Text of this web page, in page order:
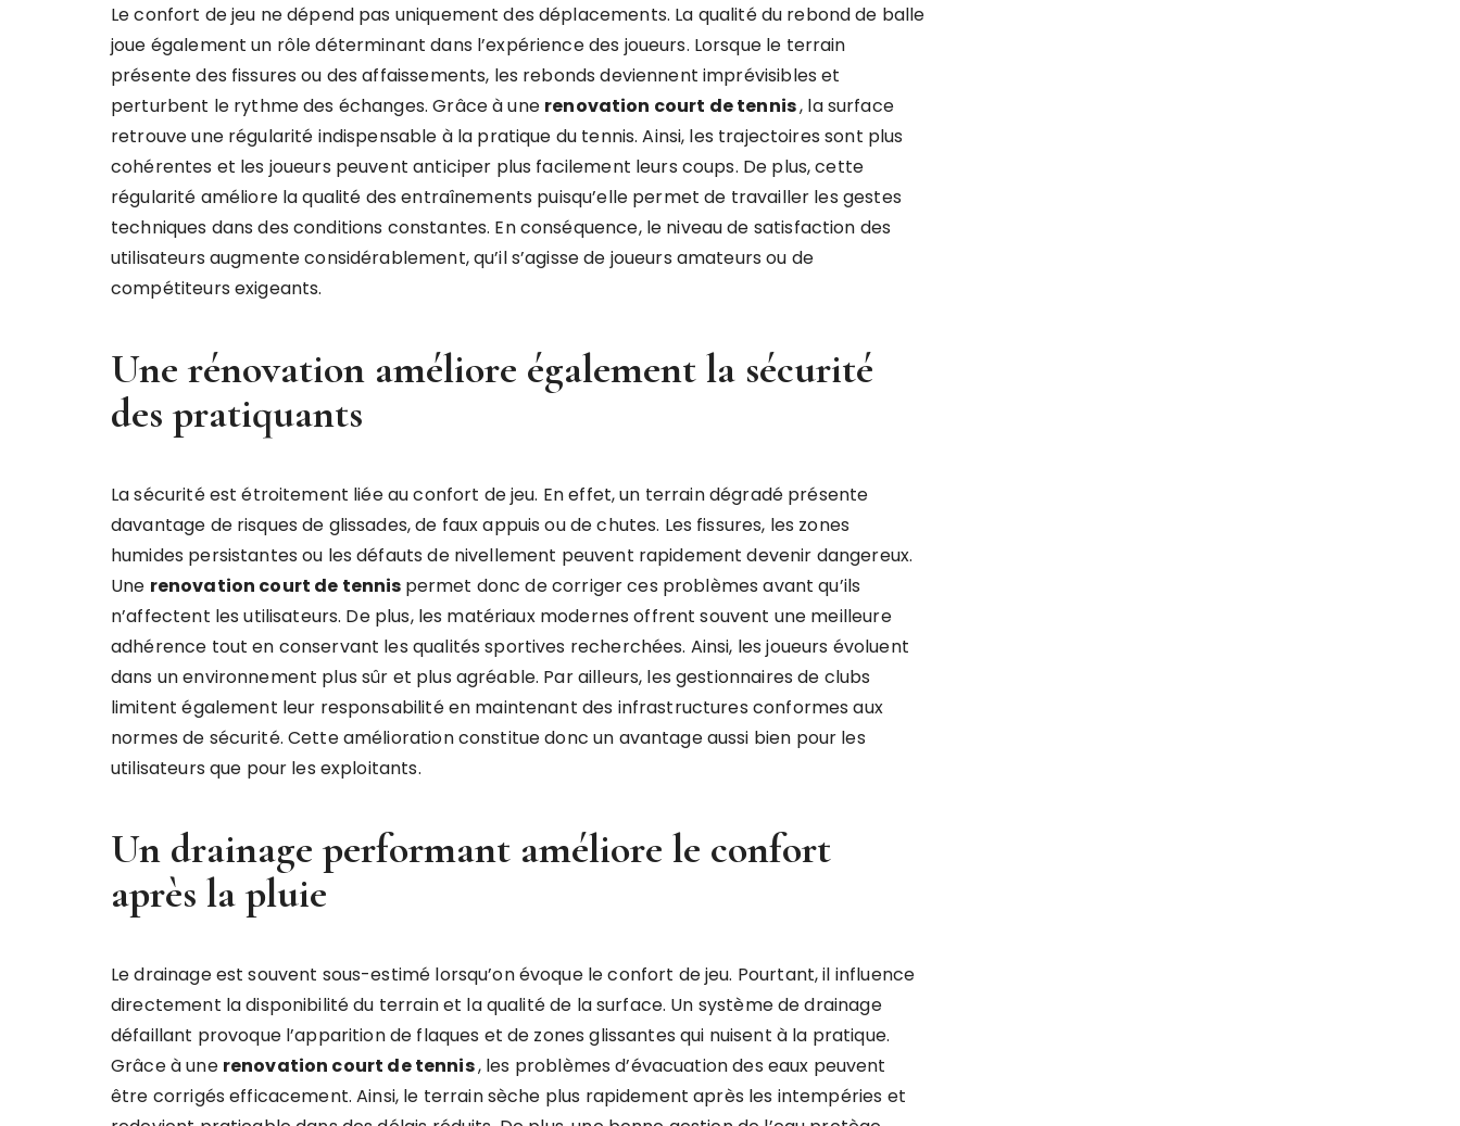
Le confort de jeu ne dépend pas uniquement des déplacements. La qualité du rebond de balle
joue également un rôle déterminant dans l’expérience des joueurs. Lorsque le terrain
présente des fissures ou des affaissements, les rebonds deviennent imprévisibles et
perturbent le rythme des échanges. Grâce à une renovation court de tennis, la surface
retrouve une régularité indispensable à la pratique du tennis. Ainsi, les trajectoires sont plus
cohérentes et les joueurs peuvent anticiper plus facilement leurs coups. De plus, cette
régularité améliore la qualité des entraînements puisqu’elle permet de travailler les gestes
techniques dans des conditions constantes. En conséquence, le niveau de satisfaction des
utilisateurs augmente considérablement, qu’il s’agisse de joueurs amateurs ou de
compétiteurs exigeants.
Une rénovation améliore également la sécurité
des pratiquants
La sécurité est étroitement liée au confort de jeu. En effet, un terrain dégradé présente
davantage de risques de glissades, de faux appuis ou de chutes. Les fissures, les zones
humides persistantes ou les défauts de nivellement peuvent rapidement devenir dangereux.
Une renovation court de tennis permet donc de corriger ces problèmes avant qu’ils
n’affectent les utilisateurs. De plus, les matériaux modernes offrent souvent une meilleure
adhérence tout en conservant les qualités sportives recherchées. Ainsi, les joueurs évoluent
dans un environnement plus sûr et plus agréable. Par ailleurs, les gestionnaires de clubs
limitent également leur responsabilité en maintenant des infrastructures conformes aux
normes de sécurité. Cette amélioration constitue donc un avantage aussi bien pour les
utilisateurs que pour les exploitants.
Un drainage performant améliore le confort
après la pluie
Le drainage est souvent sous-estimé lorsqu’on évoque le confort de jeu. Pourtant, il influence
directement la disponibilité du terrain et la qualité de la surface. Un système de drainage
défaillant provoque l’apparition de flaques et de zones glissantes qui nuisent à la pratique.
Grâce à une renovation court de tennis, les problèmes d’évacuation des eaux peuvent
être corrigés efficacement. Ainsi, le terrain sèche plus rapidement après les intempéries et